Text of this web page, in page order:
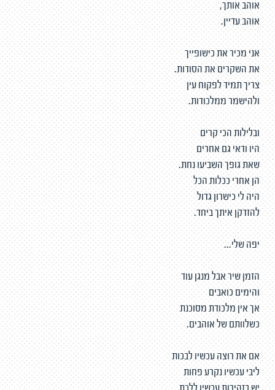
אוהב אותך,
אוהב עדיין.
אני מכיר את כישופייך
את השקרים את הסודות.
צריך תמיד לפקוח עין
ולהישמר ממלכודות.
ובלילות הכי קרים
היו ודאי גם אחרים
שאת גופך השביעו נחת.
הן אחרי ככלות הכל
היה לי כישרון גדול
להזדקן איתך ביחד.
יפה שלי...
הזמן שיר אבל מנגן עוד
והימים כואבים
אך אין מלכודת מסוכנת
כשלוותם של אוהבים.
אם את רוצה עכשיו לבכות
ליבי עכשיו נקרע פחות